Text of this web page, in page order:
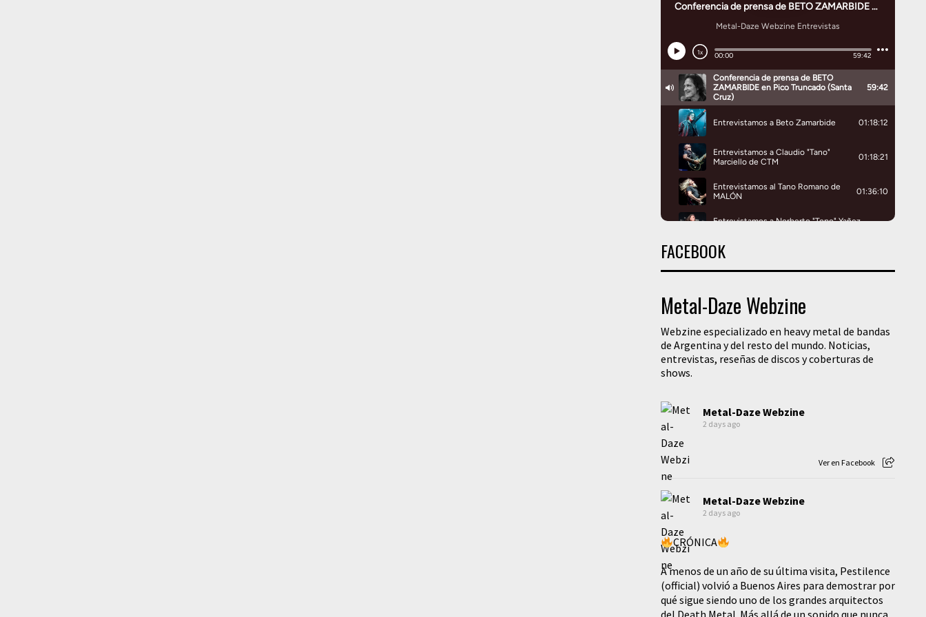
FACEBOOK
Metal-Daze Webzine
Webzine especializado en heavy metal de bandas
de Argentina y del resto del mundo. Noticias,
entrevistas, reseñas de discos y coberturas de
shows.
Metal-Daze Webzine
2 days ago
Ver en Facebook
Metal-Daze Webzine
2 days ago
CRÓNICA
A menos de un año de su última visita, Pestilence
(official) volvió a Buenos Aires para demostrar por
qué sigue siendo uno de los grandes arquitectos
del Death Metal. Más allá de un sonido que nunca